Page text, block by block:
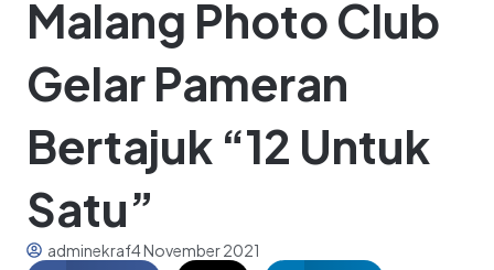
Malang Photo Club
Gelar Pameran
Bertajuk “12 Untuk
Satu”
adminekraf4 November 2021